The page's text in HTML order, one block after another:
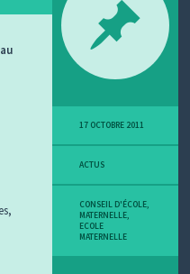
17 OCTOBRE 2011
ACTUS
CONSEIL D'ÉCOLE,
MATERNELLE,
ECOLE
MATERNELLE